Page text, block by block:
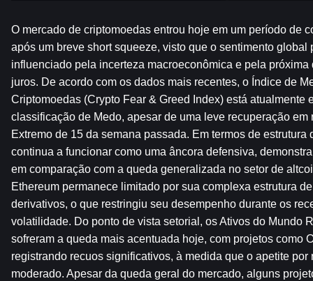
O mercado de criptomoedas entrou hoje em um período de
após um breve short squeeze, visto que o sentimento global
influenciado pela incerteza macroeconômica e pela próxima
juros. De acordo com os dados mais recentes, o Índice de
Criptomoedas (Crypto Fear & Greed Index) está atualmente
classificação de Medo, apesar de uma leve recuperação
Extremo de 15 da semana passada. Em termos de estrutura
continua a funcionar como uma âncora defensiva,
em comparação com a queda generalizada no setor de
Ethereum permanece limitado por sua complexa estrutura
derivativos, o que restringiu seu desempenho durante os
volatilidade. Do ponto de vista setorial, os Ativos do Mundo
sofreram a queda mais acentuada hoje, com projetos como
registrando recuos significativos, à medida que o apetite por
moderado. Apesar da queda geral do mercado, alguns